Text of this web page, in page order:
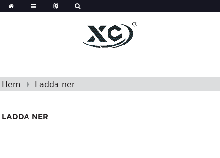
Hem Ladda ner
LADDA NER